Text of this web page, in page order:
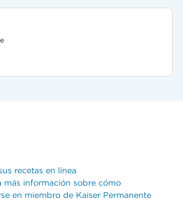
recetas en línea
más información sobre cómo
en miembro de Kaiser Permanente